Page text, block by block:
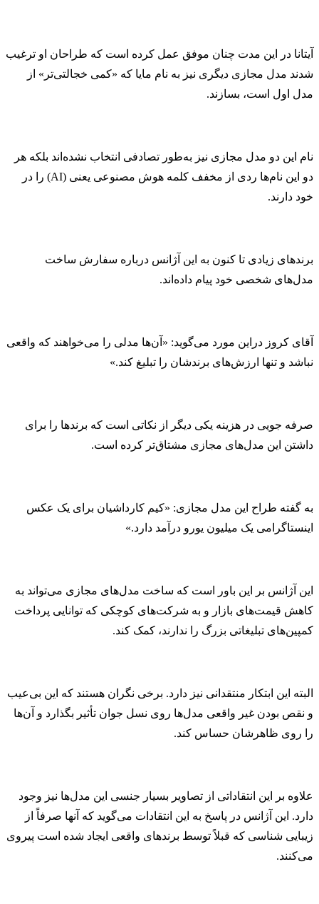
آیتانا در این مدت چنان موفق عمل کرده است که طراحان او ترغیب
شدند مدل مجازی دیگری نیز به نام مایا که «کمی خجالتی‌تر» از
مدل اول است، بسازند.
نام‌ این دو مدل مجازی نیز به‌طور تصادفی انتخاب نشده‌اند بلکه هر
دو این نام‌ها ردی از مخفف کلمه هوش مصنوعی یعنی (AI) را در
خود دارند.
برند‌های زیادی تا کنون به این آژانس درباره سفارش ساخت
مدل‌های شخصی خود پیام داده‌اند.
آقای کروز دراین مورد می‌گوید: «آن‌ها مدلی را می‌خواهند که واقعی
نباشد و تنها ارزش‌های برندشان را تبلیغ کند.»
صرفه جویی در هزینه یکی دیگر از نکاتی است که برند‌ها را برای
داشتن این مدل‌های مجازی مشتاق‌تر کرده است.
به گفته طراح این مدل مجازی: «کیم کارداشیان برای یک عکس
اینستاگرامی یک میلیون یورو درآمد دارد.»
این آژانس بر این باور است که ساخت مدل‌های مجازی می‌تواند به
کاهش قیمت‌های بازار و به شرکت‌های کوچکی که توانایی پرداخت
کمپین‌های تبلیغاتی بزرگ را ندارند، کمک کند.
البته این ابتکار منتقدانی نیز دارد. برخی نگران هستند که این بی‌عیب
و نقص بودن‌ غیر واقعی مدل‌ها روی نسل جوان تأثیر بگذارد و آن‌ها
را روی ظاهرشان حساس کند.
علاوه بر این انتقاداتی از تصاویر بسیار جنسی این مدل‌ها نیز وجود
دارد. این آژانس در پاسخ به این انتقادات می‌گوید که آنها صرفاً از
زیبایی شناسی که قبلاً توسط برندهای واقعی ایجاد شده است پیروی
می‌کنند.